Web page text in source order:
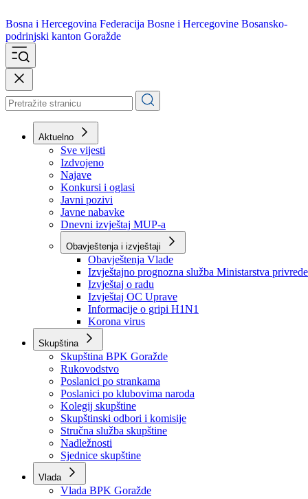
Bosna i Hercegovina
podrinjski kanton Goražde
Aktuelno
Sve vijesti
Izdvojeno
Najave
Konkursi i oglasi
Javni pozivi
Javne nabavke
Dnevni izvještaj MUP-a
Obavještenja i izvještaji
Obavještenja Vlade
Izvještajno prognozna služba Ministarstva privrede
Izvještaj o radu
Izvještaj OC Uprave
Informacije o gripi H1N1
Korona virus
Skupština
Skupština BPK Goražde
Rukovodstvo
Poslanici po strankama
Poslanici po klubovima naroda
Kolegij skupštine
Skupštinski odbori i komisije
Stručna služba skupštine
Nadležnosti
Sjednice skupštine